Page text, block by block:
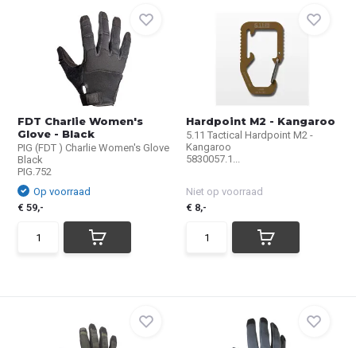
FDT Charlie Women's
Glove - Black
PIG (FDT ) Charlie Women's Glove
Black
PIG.752
Op voorraad
€ 59,-
Hardpoint M2 - Kangaroo
5.11 Tactical Hardpoint M2 -
Kangaroo
5830057.1...
Niet op voorraad
€ 8,-